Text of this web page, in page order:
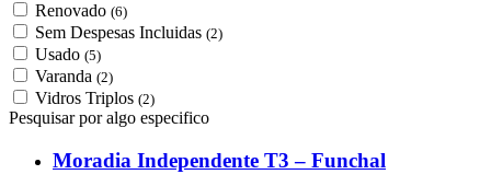
Renovado (6)
Sem Despesas Incluidas (2)
Usado (5)
Varanda (2)
Vidros Triplos (2)
Pesquisar por algo especifico
Moradia Independente T3 – Funchal